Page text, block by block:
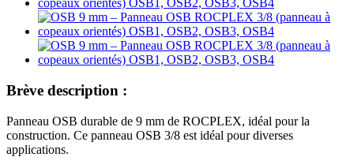
Brève description :
Panneau OSB durable de 9 mm de ROCPLEX, idéal pour la
construction. Ce panneau OSB 3/8 est idéal pour diverses
applications.